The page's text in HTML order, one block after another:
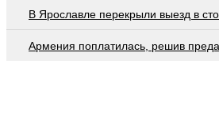
В Ярославле перекрыли выезд в
Армения поплатилась, решив